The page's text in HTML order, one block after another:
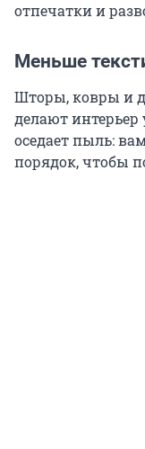
отпечатки и
Меньше
Шторы, ковры и
делают
оседает пыль:
порядок, чтобы